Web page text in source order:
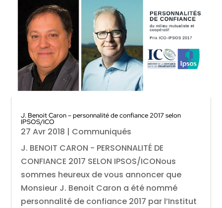
J. Benoit Caron – personnalité de confiance 2017 selon
IPSOS/ICO
27 Avr 2018 | Communiqués
J. BENOIT CARON - PERSONNALITÉ DE
CONFIANCE 2017 SELON IPSOS/ICONous
sommes heureux de vous annoncer que
Monsieur J. Benoit Caron a été nommé
personnalité de confiance 2017 par l’Institut